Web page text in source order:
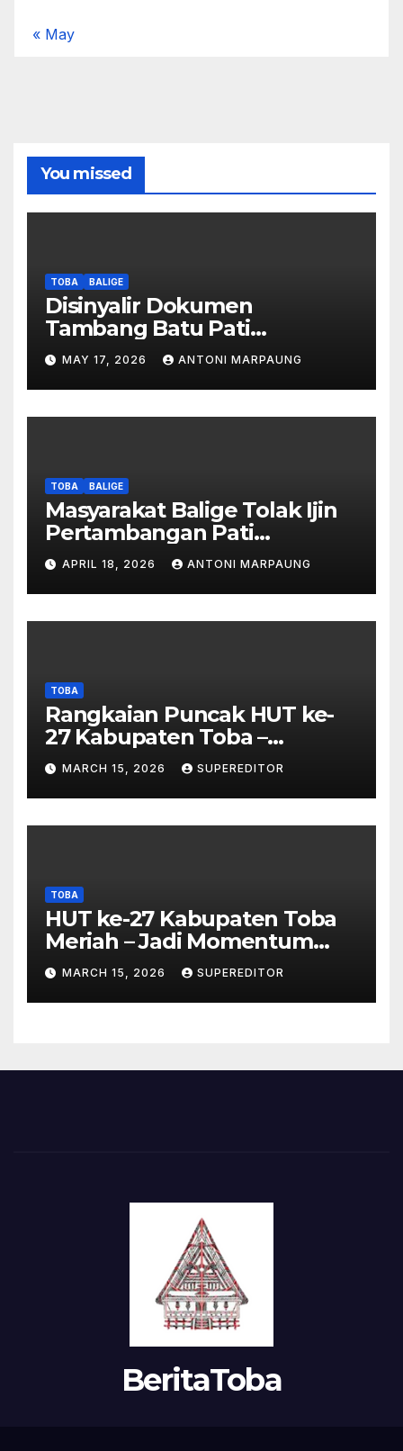
« May
You missed
TOBA BALIGE
Disinyalir Dokumen
Tambang Batu Pati
Simanjuntak Palsu – Jerry
Manurung : Tambang Tidak
Berada Di DTA – Frengki
Pardede : Kami Tidak Miliki
Dipalsukan
MAY 17, 2026 ANTONI MARPAUNG
TOBA BALIGE
Masyarakat Balige Tolak Ijin
Pertambangan Pati
Simanjuntak – btc Akan
Investigasi Proses Perijinan
APRIL 18, 2026 ANTONI MARPAUNG
TOBA
Rangkaian Puncak HUT ke-
27 Kabupaten Toba –
Panjatkan Doa Untuk
Kesejahteraan
MARCH 15, 2026 SUPEREDITOR
TOBA
HUT ke-27 Kabupaten Toba
Meriah – Jadi Momentum
Perkuat Sinergi
Pembangunan Kawasan
Danau Toba
MARCH 15, 2026 SUPEREDITOR
BeritaToba